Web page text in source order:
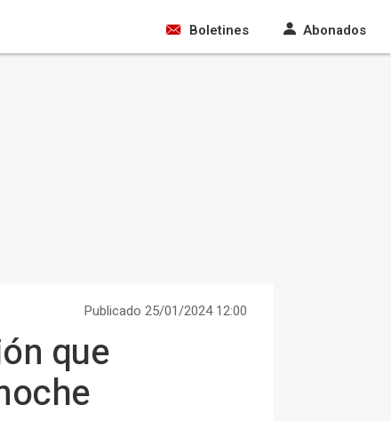
Boletines Abonados
Publicado 25/01/2024 12:00
que